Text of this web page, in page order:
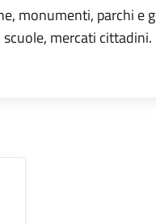
monumenti, parchi e
mercati cittadini.